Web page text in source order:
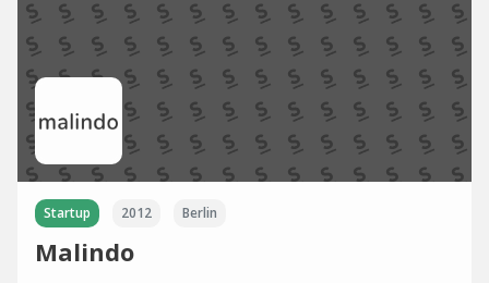
Startup 2012 Berlin
Malindo